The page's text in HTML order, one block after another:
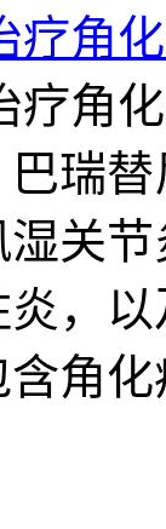
疗角
疗角
瑞
关
，
角